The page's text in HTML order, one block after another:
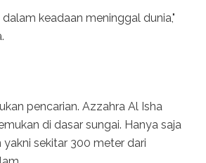
keadaan meninggal dunia,"
pencarian. Azzahra Al Isha
di dasar sungai. Hanya saja
yakni sekitar 300 meter dari